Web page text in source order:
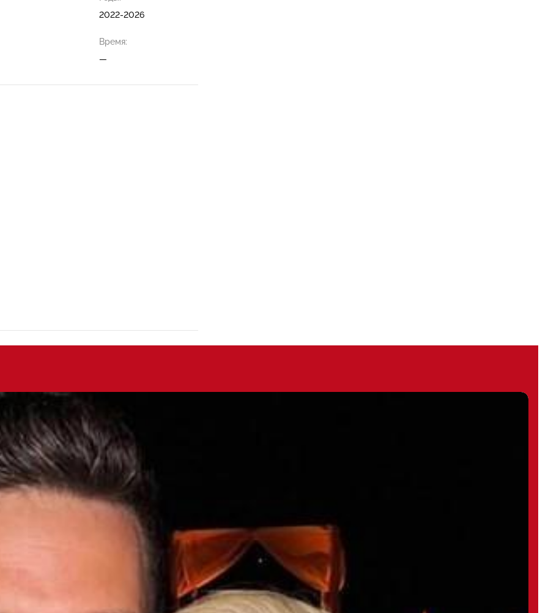
2022-2026
Время:
—